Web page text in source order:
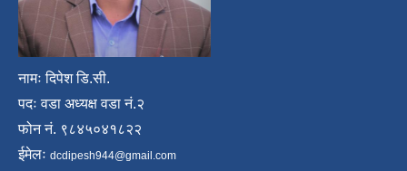
नामः दिपेश डि.सी.
पदः वडा अध्यक्ष वडा नं.२
फोन नं. ९८४५०४१८२२
ईमेलः dcdipesh944@gmail.com